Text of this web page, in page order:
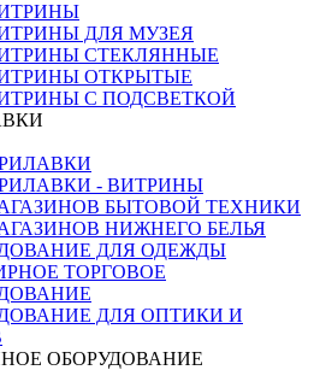
ДЛЯ МУЗЕЯ
СТЕКЛЯННЫЕ
ОТКРЫТЫЕ
С ПОДСВЕТКОЙ
- ВИТРИНЫ
БЫТОВОЙ ТЕХНИКИ
НИЖНЕГО БЕЛЬЯ
ДЛЯ ОДЕЖДЫ
ТОРГОВОЕ
ДЛЯ ОПТИКИ И
ОБОРУДОВАНИЕ